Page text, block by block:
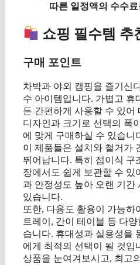
따른 일정액의 수수
쇼핑 필수템 추
구매 포인트
차박과 야외 캠핑을 즐기신
수 아이템입니다. 가볍고 휴
든 간편하게 사용할 수 있어
디자인과 크기로 선택의 폭
에 맞게 구매하실 수 있습니
이 제품들은 설치와 철거가
뛰어납니다. 특히 접이식 구
장에서도 쉽게 보관할 수 있
과 안정성도 높아 오랜 기간
있습니다.
또한, 다용도 활용이 가능하
트레이, 간이 테이블 등 다
습니다. 휴대성과 실용성을
에게 최적의 선택이 될 것입
상품을 눈여겨보시고, 최고